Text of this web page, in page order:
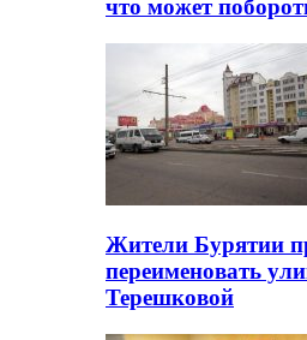
что может
Жители Бурятии
переименовать
Терешковой